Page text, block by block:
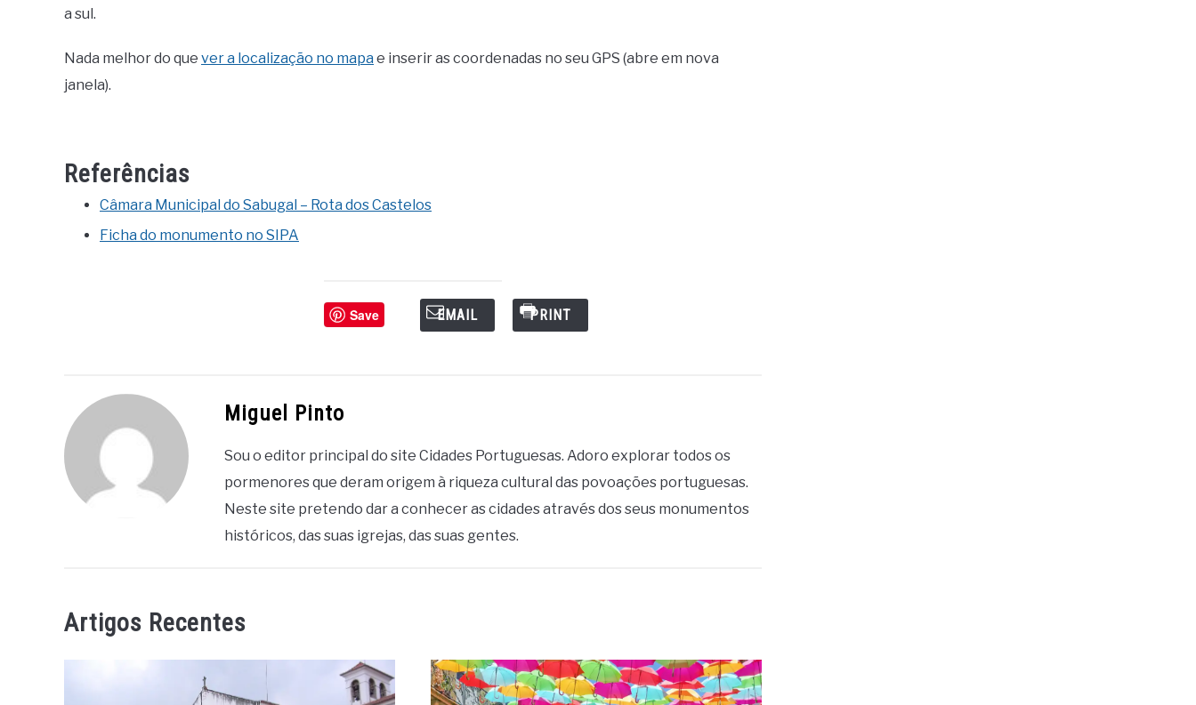
a sul.
Nada melhor do que ver a localização no mapa e inserir as coordenadas no seu GPS (abre em nova
janela).
Referências
Câmara Municipal do Sabugal – Rota dos Castelos
Ficha do monumento no SIPA
Save EMAIL PRINT
Miguel Pinto
Sou o editor principal do site Cidades Portuguesas. Adoro explorar todos os
pormenores que deram origem à riqueza cultural das povoações portuguesas.
Neste site pretendo dar a conhecer as cidades através dos seus monumentos
históricos, das suas igrejas, das suas gentes.
Artigos Recentes